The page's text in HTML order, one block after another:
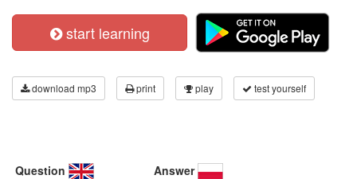
start learning
download mp3 print play test yourself
Question Answer